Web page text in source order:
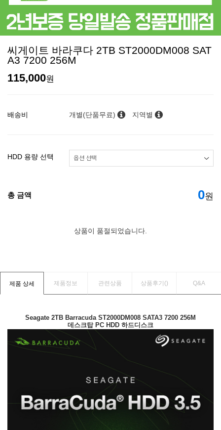
씨게이트 바라쿠다 2TB ST2000DM008 SAT
A3 7200 256M
115,000원
배송비 개별(단품무료) 지역별
HDD 용량 선택
총 금액 0원
상품이 품절되었습니다.
제품 상세 제품정보 관련상품 상품후기() Q&A
Seagate 2TB Barracuda ST2000DM008 SATA3 7200 256M
데스크탑 PC HDD 하드디스크